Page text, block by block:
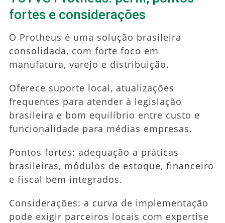
fortes e considerações
O Protheus é uma solução brasileira
consolidada, com forte foco em
manufatura, varejo e distribuição.
Oferece suporte local, atualizações
frequentes para atender à legislação
brasileira e bom equilíbrio entre custo e
funcionalidade para médias empresas.
Pontos fortes: adequação a práticas
brasileiras, módulos de estoque, financeiro
e fiscal bem integrados.
Considerações: a curva de implementação
pode exigir parceiros locais com expertise